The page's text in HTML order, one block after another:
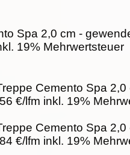
Spa 2,0 cm -
19% Mehrwertsteuer
Cemento Spa 2,0
€/lfm inkl. 19%
Cemento Spa
€/lfm inkl. 19%